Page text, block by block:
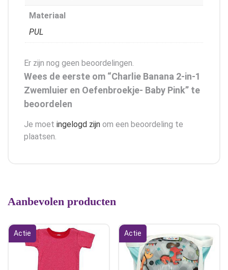
Materiaal
PUL
Er zijn nog geen beoordelingen.
Wees de eerste om “Charlie Banana 2-in-1
Zwemluier en Oefenbroekje- Baby Pink” te
beoordelen
Je moet ingelogd zijn om een beoordeling te
plaatsen.
Aanbevolen producten
Actie Actie